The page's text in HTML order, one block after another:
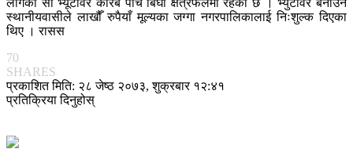
स्थानीयवासीले लाखौँ रुपैयाँ मूल्यका जग्गा नगरपालिकालाई निःशुल्क दिएका
थिए । रासस
70
SHARES
प्रकाशित मिति: २८ जेष्ठ २०७३, शुक्रबार १२:४१
प्रतिक्रिया दिनुहोस्